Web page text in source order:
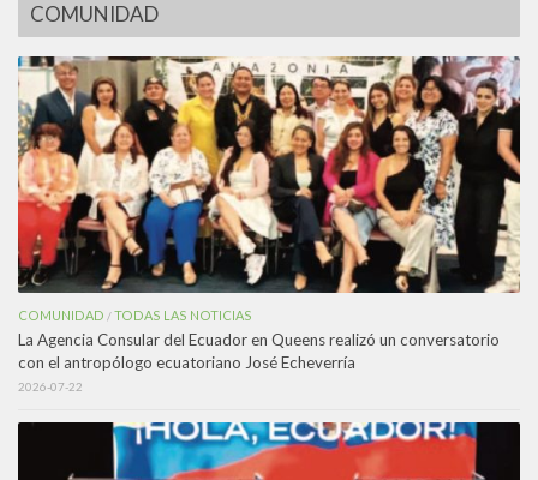
COMUNIDAD
COMUNIDAD /TODAS LAS NOTICIAS
La Agencia Consular del Ecuador en Queens realizó un conversatorio
con el antropólogo ecuatoriano José Echeverría
2026-07-22